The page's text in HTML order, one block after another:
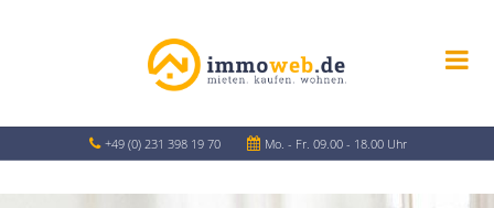
+49 (0) 231 398 19 70 Mo. - Fr. 09.00 - 18.00 Uhr